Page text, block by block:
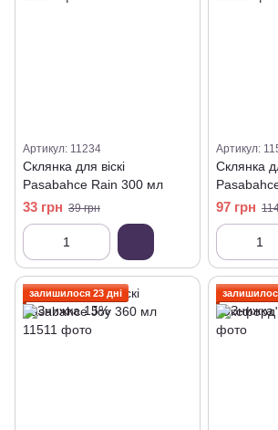
Артикул: 11234
Склянка для віскі
Pasabahce Rain 300 мл
33 грн 39 грн
Артикул:
Склянка
97 грн
залишилося 23 дні